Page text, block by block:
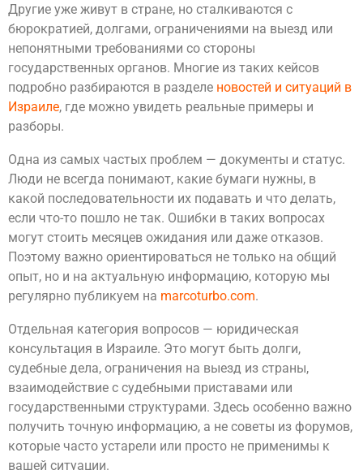
Другие уже живут в стране, но сталкиваются с
бюрократией, долгами, ограничениями на выезд или
непонятными требованиями со стороны
государственных органов. Многие из таких кейсов
подробно разбираются в разделе новостей и ситуаций в
Израиле, где можно увидеть реальные примеры и
разборы.
Одна из самых частых проблем — документы и статус.
Люди не всегда понимают, какие бумаги нужны, в
какой последовательности их подавать и что делать,
если что-то пошло не так. Ошибки в таких вопросах
могут стоить месяцев ожидания или даже отказов.
Поэтому важно ориентироваться не только на общий
опыт, но и на актуальную информацию, которую мы
регулярно публикуем на marcoturbo.com.
Отдельная категория вопросов — юридическая
консультация в Израиле. Это могут быть долги,
судебные дела, ограничения на выезд из страны,
взаимодействие с судебными приставами или
государственными структурами. Здесь особенно важно
получить точную информацию, а не советы из форумов,
которые часто устарели или просто не применимы к
вашей ситуации.